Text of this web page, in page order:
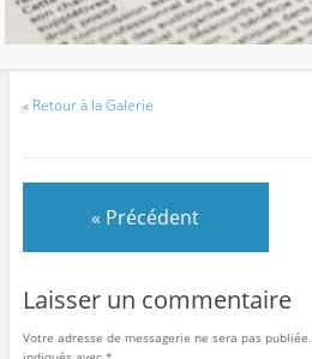
« Retour à la Galerie
« Précédent
Laisser un commentaire
Votre adresse de messagerie ne sera pas publiée.